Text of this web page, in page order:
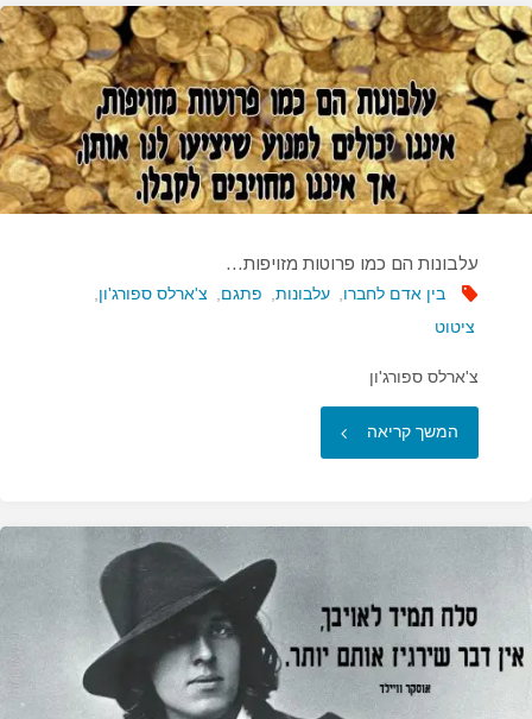
לדבר
על
עצמך…"
עלבונות הם כמו פרוטות מזויפות…
בין אדם לחברו עלבונות פתגם צ'ארלס ספורג'ון
ציטוט
צ'ארלס ספורג'ון
המשך קריאה "עלבונות
כמו
מזויפות…"